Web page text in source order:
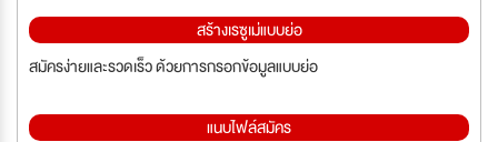
สร้างเรซูเม่แบบย่อ
สมัครง่ายและรวดเร็ว ด้วยการกรอกข้อมูลแบบย่อ
แนบไฟล์สมัคร